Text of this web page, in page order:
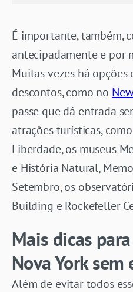
É importante, também,
antecipadamente e por
Muitas vezes há
descontos, como no
passe que dá entrada
atrações turísticas,
Liberdade, os museus
e História Natural,
Setembro, os
Building e Rockefeller
Mais dicas
Nova York sem
Além de evitar todos